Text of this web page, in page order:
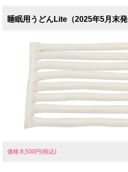
睡眠用うどんLite（2025年5月末発
価格:8,500円(税込)